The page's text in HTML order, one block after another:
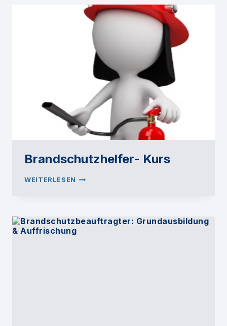
Brandschutzhelfer- Kurs
WEITERLESEN BRANDSCHUTZHELFER-